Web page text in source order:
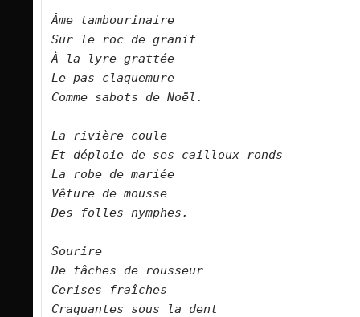
Âme tambourinaire
Sur le roc de granit
À la lyre grattée
Le pas claquemure
Comme sabots de Noël.
La rivière coule
Et déploie de ses cailloux ronds
La robe de mariée
Vêture de mousse
Des folles nymphes.
Sourire
De tâches de rousseur
Cerises fraîches
Craquantes sous la dent